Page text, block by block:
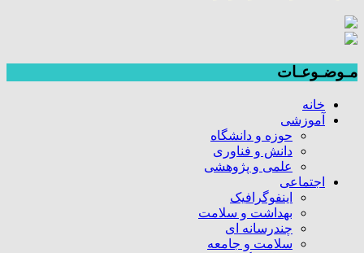
مـوضـوعـات
خانه
آموزشی
حوزه و دانشگاه
دانش و فناوری
علمی و پژوهشی
اجتماعی
اینفوگرافیک
بهداشت و سلامت
چندرسانه ای
سلامت و جامعه